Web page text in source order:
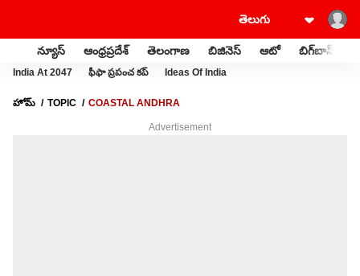
న్యూస్ ఆంధ్రప్రదేశ్ తెలంగాణ బిజినెస్ ఆటో బిగ్‌బాస్
India At 2047 ఫీఫా ప్రపంచ కప్ Ideas Of India
హోమ్ TOPIC COASTAL ANDHRA
Advertisement